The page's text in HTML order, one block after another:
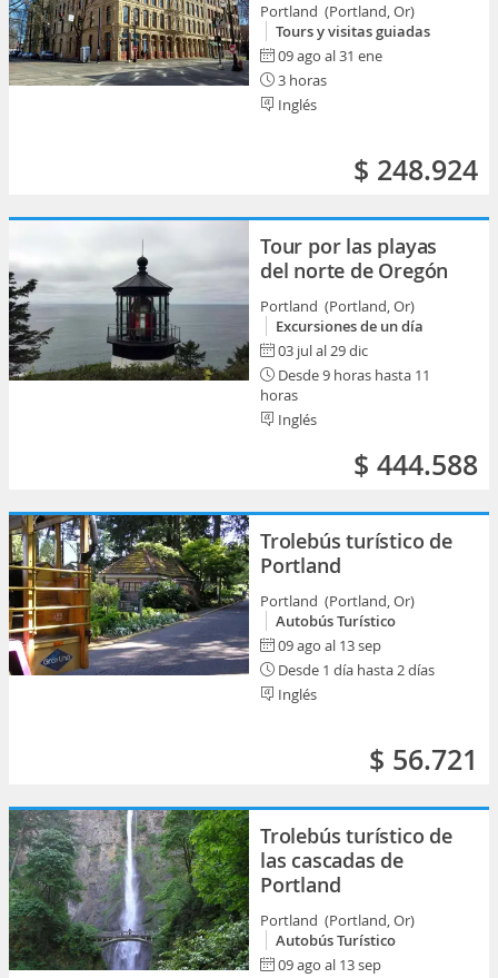
Portland (Portland, Or)
Tours y visitas guiadas
09 ago al 31 ene
3 horas
Inglés
$ 248.924
Tour por las playas
del norte de Oregón
Portland (Portland, Or)
Excursiones de un día
03 jul al 29 dic
Desde 9 horas hasta 11
horas
Inglés
$ 444.588
Trolebús turístico de
Portland
Portland (Portland, Or)
Autobús Turístico
09 ago al 13 sep
Desde 1 día hasta 2 días
Inglés
$ 56.721
Trolebús turístico de
las cascadas de
Portland
Portland (Portland, Or)
Autobús Turístico
09 ago al 13 sep